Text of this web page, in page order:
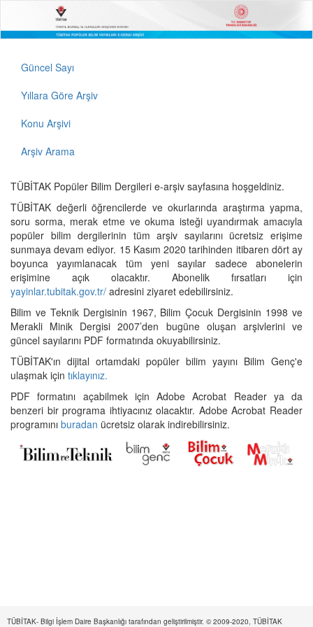
Güncel Sayı
Yıllara Göre Arşiv
Konu Arşivi
Arşiv Arama
TÜBİTAK Popüler Bilim Dergileri e-arşiv sayfasına hoşgeldiniz.
TÜBİTAK değerli öğrencilerde ve okurlarında araştırma yapma,
soru sorma, merak etme ve okuma isteği uyandırmak amacıyla
popüler bilim dergilerinin tüm arşiv sayılarını ücretsiz erişime
sunmaya devam ediyor. 15 Kasım 2020 tarihinden itibaren dört ay
boyunca yayımlanacak tüm yeni sayılar sadece abonelerin
erişimine açık olacaktır. Abonelik fırsatları için
yayinlar.tubitak.gov.tr/ adresini ziyaret edebilirsiniz.
Bilim ve Teknik Dergisinin 1967, Bilim Çocuk Dergisinin 1998 ve
Merakli Minik Dergisi 2007’den bugüne oluşan arşivlerini ve
güncel sayılarını PDF formatında okuyabilirsiniz.
TÜBİTAK'ın dijital ortamdaki popüler bilim yayını Bilim Genç'e
ulaşmak için tıklayınız.
PDF formatını açabilmek için Adobe Acrobat Reader ya da
benzeri bir programa ihtiyacınız olacaktır. Adobe Acrobat Reader
programını buradan ücretsiz olarak indirebilirsiniz.
TÜBİTAK- Bilgi İşlem Daire Başkanlığı tarafından geliştirilmiştir. © 2009-2020, TÜBİTAK